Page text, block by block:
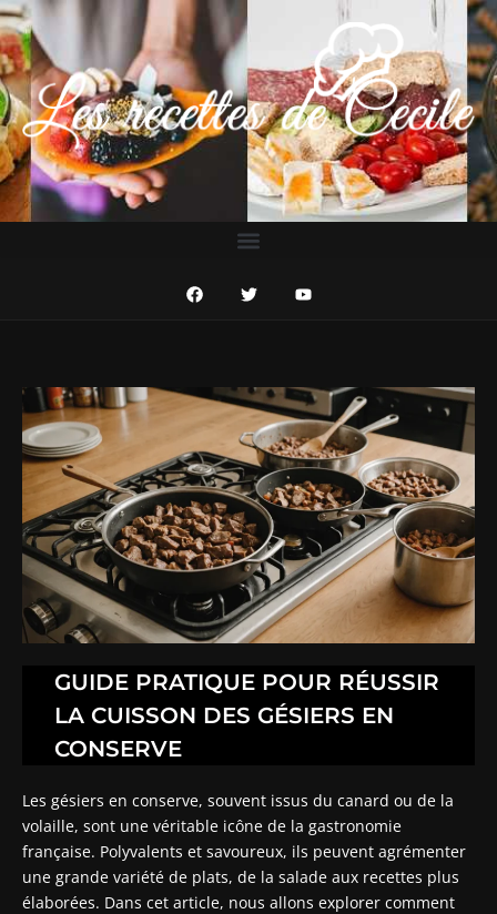
GUIDE PRATIQUE POUR RÉUSSIR
LA CUISSON DES GÉSIERS EN
CONSERVE
Les gésiers en conserve, souvent issus du canard ou de la
volaille, sont une véritable icône de la gastronomie
française. Polyvalents et savoureux, ils peuvent agrémenter
une grande variété de plats, de la salade aux recettes plus
élaborées. Dans cet article, nous allons explorer comment